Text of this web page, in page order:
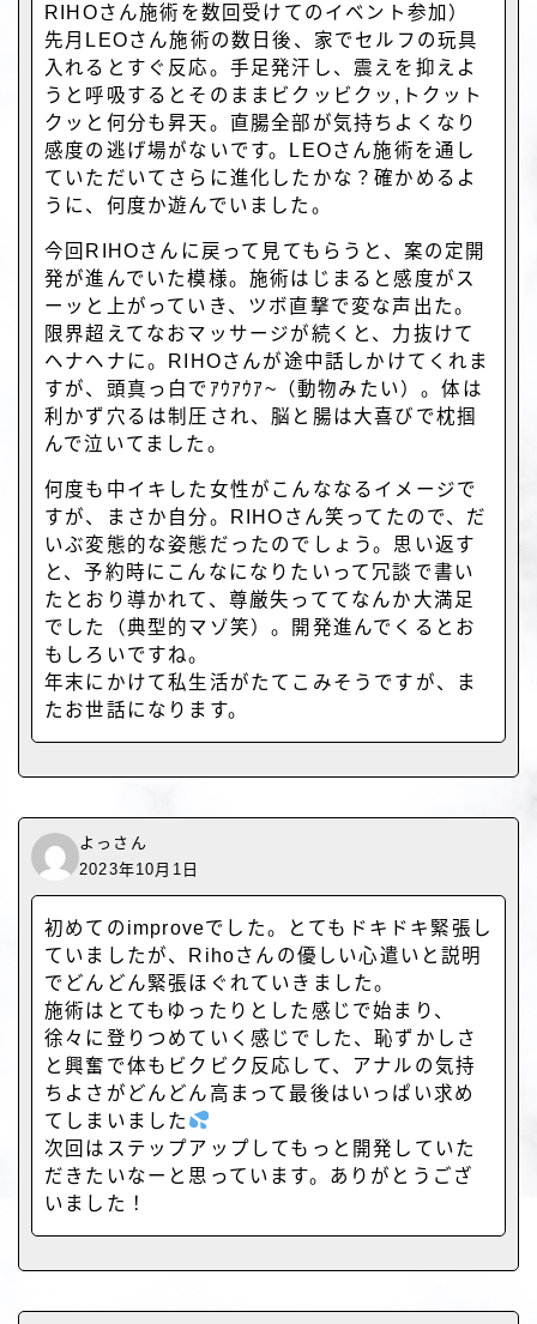
RIHOさん施術を数回受けてのイベント参加）
先月LEOさん施術の数日後、家でセルフの玩具
入れるとすぐ反応。手足発汗し、震えを抑えよ
うと呼吸するとそのままビクッビクッ,トクット
クッと何分も昇天。直腸全部が気持ちよくなり
感度の逃げ場がないです。LEOさん施術を通し
ていただいてさらに進化したかな？確かめるよ
うに、何度か遊んでいました。
今回RIHOさんに戻って見てもらうと、案の定開
発が進んでいた模様。施術はじまると感度がス
ーッと上がっていき、ツボ直撃で変な声出た。
限界超えてなおマッサージが続くと、力抜けて
ヘナヘナに。RIHOさんが途中話しかけてくれま
すが、頭真っ白でｱｳｱｳｱ~（動物みたい）。体は
利かず穴るは制圧され、脳と腸は大喜びで枕掴
んで泣いてました。
何度も中イキした女性がこんななるイメージで
すが、まさか自分。RIHOさん笑ってたので、だ
いぶ変態的な姿態だったのでしょう。思い返す
と、予約時にこんなになりたいって冗談で書い
たとおり導かれて、尊厳失っててなんか大満足
でした（典型的マゾ笑）。開発進んでくるとお
もしろいですね。
年末にかけて私生活がたてこみそうですが、ま
たお世話になります。
よっさん
2023年10月1日
初めてのimproveでした。とてもドキドキ緊張し
ていましたが、Rihoさんの優しい心遣いと説明
でどんどん緊張ほぐれていきました。
施術はとてもゆったりとした感じで始まり、
徐々に登りつめていく感じでした、恥ずかしさ
と興奮で体もビクビク反応して、アナルの気持
ちよさがどんどん高まって最後はいっぱい求め
てしまいました
次回はステップアップしてもっと開発していた
だきたいなーと思っています。ありがとうござ
いました！